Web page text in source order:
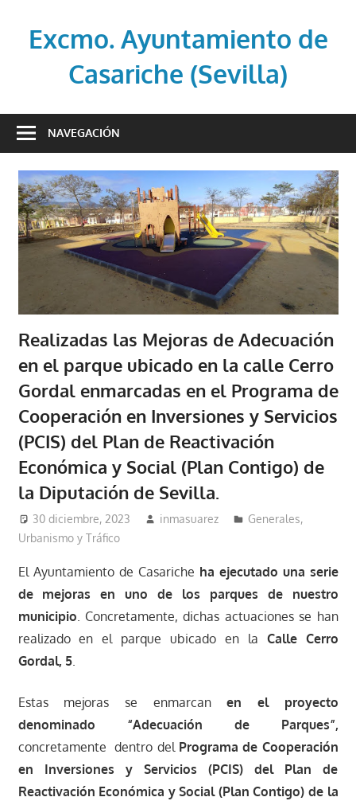
contenidoExcmo. Ayuntamiento de
Casariche (Sevilla)
oficial
Ayuntamiento
de
Casariche
(Sevilla)
NAVEGACIÓN
Realizadas las Mejoras de Adecuación
en el parque ubicado en la calle Cerro
Gordal enmarcadas en el Programa de
Cooperación en Inversiones y Servicios
(PCIS) del Plan de Reactivación
Económica y Social (Plan Contigo) de
la Diputación de Sevilla.
30 diciembre, 2023 inmasuarez Generales,
Urbanismo y Tráfico
El Ayuntamiento de Casariche ha ejecutado una serie
de mejoras en uno de los parques de nuestro
municipio. Concretamente, dichas actuaciones se han
realizado en el parque ubicado en la Calle Cerro
Gordal, 5.
Estas mejoras se enmarcanen el proyecto
denominado “Adecuación de Parques”,
concretamente dentro del Programa de Cooperación
en Inversiones y Servicios (PCIS) del Plan de
Reactivación Económica y Social (Plan Contigo) de la